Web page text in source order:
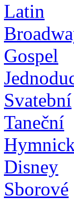
Latin
Gospel
Svatební
Taneční
Disney
Sborové